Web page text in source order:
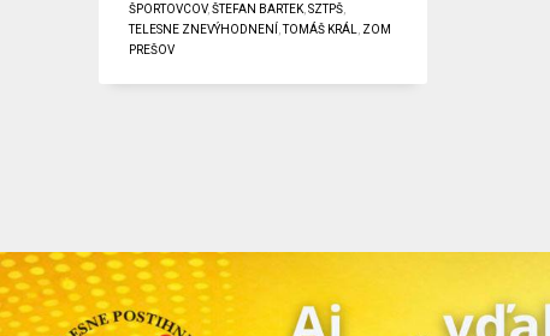
ŠPORTOVCOV,ŠTEFAN BARTEK,SZTPŠ,
TELESNE ZNEVÝHODNENÍ ,TOMÁŠ KRÁL, ZOM
PREŠOV